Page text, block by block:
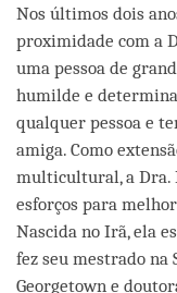
Nos últimos dois
proximidade com a
uma pessoa de
humilde e
qualquer pessoa e
amiga. Como
multicultural, a Dra.
esforços para
Nascida no Irã, ela
fez seu mestrado na
Georgetown e